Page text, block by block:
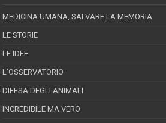
MEDICINA UMANA, SALVARE LA MEMORIA
LE STORIE
LE IDEE
L’OSSERVATORIO
DIFESA DEGLI ANIMALI
INCREDIBILE MA VERO